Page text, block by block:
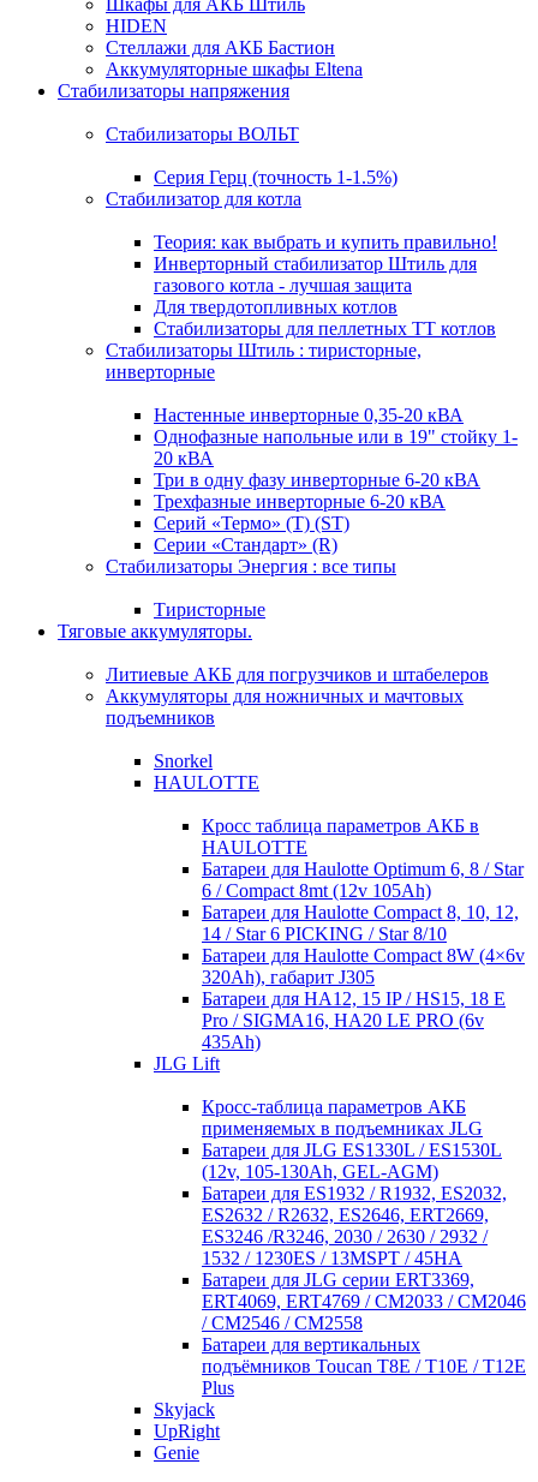
Шкафы для АКБ Штиль
HIDEN
Стеллажи для АКБ Бастион
Аккумуляторные шкафы Eltena
Стабилизаторы напряжения
Стабилизаторы ВОЛЬТ
Серия Герц (точность 1-1.5%)
Стабилизатор для котла
Теория: как выбрать и купить правильно!
Инверторный стабилизатор Штиль для
газового котла - лучшая защита
Для твердотопливных котлов
Стабилизаторы для пеллетных ТТ котлов
Стабилизаторы Штиль : тиристорные,
инверторные
Настенные инверторные 0,35-20 кВА
Однофазные напольные или в 19" стойку 1-
20 кВА
Три в одну фазу инверторные 6-20 кВА
Трехфазные инверторные 6-20 кВА
Серий «Термо» (T) (ST)
Серии «Стандарт» (R)
Стабилизаторы Энергия : все типы
Тиристорные
Тяговые аккумуляторы.
Литиевые АКБ для погрузчиков и штабелеров
Аккумуляторы для ножничных и мачтовых
подъемников
Snorkel
HAULOTTE
Кросc таблица параметров АКБ в
HAULOTTE
Батареи для Haulotte Optimum 6, 8 / Star
6 / Compact 8mt (12v 105Ah)
Батареи для Haulotte Compact 8, 10, 12,
14 / Star 6 PICKING / Star 8/10
Батареи для Haulotte Compact 8W (4×6v
320Ah), габарит J305
Батареи для HA12, 15 IP / HS15, 18 E
Pro / SIGMA16, HA20 LE PRO (6v
435Ah)
JLG Lift
Кросc-таблица параметров АКБ
применяемых в подъемниках JLG
Батареи для JLG ES1330L / ES1530L
(12v, 105-130Ah, GEL-AGM)
Батареи для ES1932 / R1932, ES2032,
ES2632 / R2632, ES2646, ERT2669,
ES3246 /R3246, 2030 / 2630 / 2932 /
1532 / 1230ES / 13MSPT / 45HA
Батареи для JLG серии ERT3369,
ERT4069, ERT4769 / CM2033 / CM2046
/ CM2546 / CM2558
Батареи для вертикальных
подъёмников Toucan T8E / T10E / T12E
Plus
Skyjack
UpRight
Genie